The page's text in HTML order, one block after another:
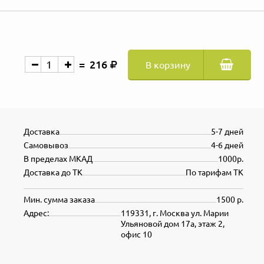
216 В корзину
5-7 дней
Доставка
4-6 дней
Самовывоз
1000р.
В пределах МКАД
По тарифам ТК
Доставка до ТК
1500 р.
Мин. сумма заказа
119331, г. Москва ул. Марии
Ульяновой дом 17а, этаж 2,
офис 10
Адрес: